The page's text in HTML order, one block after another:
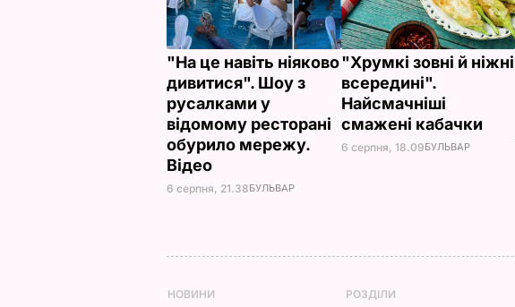
"На це навіть ніяково
дивитися". Шоу з
русалками у
відомому ресторані
обурило мережу.
Відео
6 серпня, 21.38БУЛЬВАР
"Хрумкі зовні й ніжні
всередині".
Найсмачніші
смажені кабачки
6 серпня, 18.09БУЛЬВАР
НОВИНИ РОЗДІЛИ